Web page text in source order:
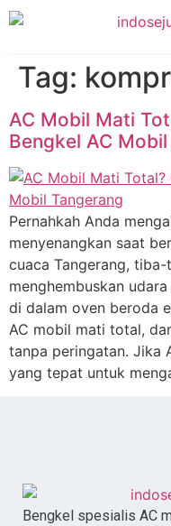
Tag:
AC Mobil Mati
Bengkel AC
Pernahkah Anda
menyenangkan saat
cuaca Tangerang,
menghembuskan
di dalam oven beroda
AC mobil mati total,
tanpa peringatan. Jika
yang tepat untuk
Bengkel spesialis AC